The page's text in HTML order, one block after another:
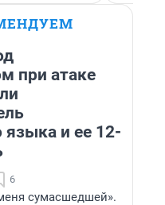
при атаке
языка и ее 12-
6
сумасшедшей».